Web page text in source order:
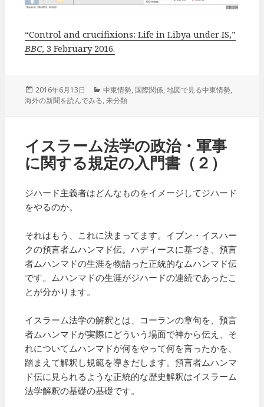
“Control and crucifixions: Life in Libya under IS,”
BBC, 3 February 2016.
投
稿
2016年6月13日
カ
テ
中東情勢, 国際関係,地図で見る中東情勢,
海外の新聞を読んでみる,未分類
イスラーム法学の政治・軍事
に関する規定の入門書（２）
ジハード主義者はどんなものをイメージしてジハード
をやるのか。
それはもう、これに決まってます。イブン・イスハー
クの預言者ムハンマド伝。ハディースに基づき、預言
者ムハンマドの生涯を物語った正統的なムハンマド伝
です。ムハンマドの生涯がジハードの連続であったこ
とが分かります。
イスラーム法学の解釈とは、コーランの章句を、預言
者ムハンマドが実際にどういう場面で神から伝え、そ
れについてムハンマドが何をやって何を言ったかを、
踏まえて解釈し規範を導きだします。預言者ムハンマ
ド伝に見られるような正統的な歴史解釈はイスラーム
法学解釈の基礎の基礎です。